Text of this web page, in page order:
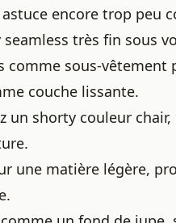
encore trop peu
très fin sous
comme sous-vêtement
couche lissante.
un shorty couleur
une matière légère,